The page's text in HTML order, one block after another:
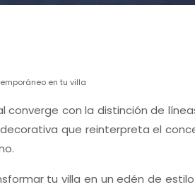
en tu villa
converge con la distinción de
que reinterpreta el
tu villa en un edén de